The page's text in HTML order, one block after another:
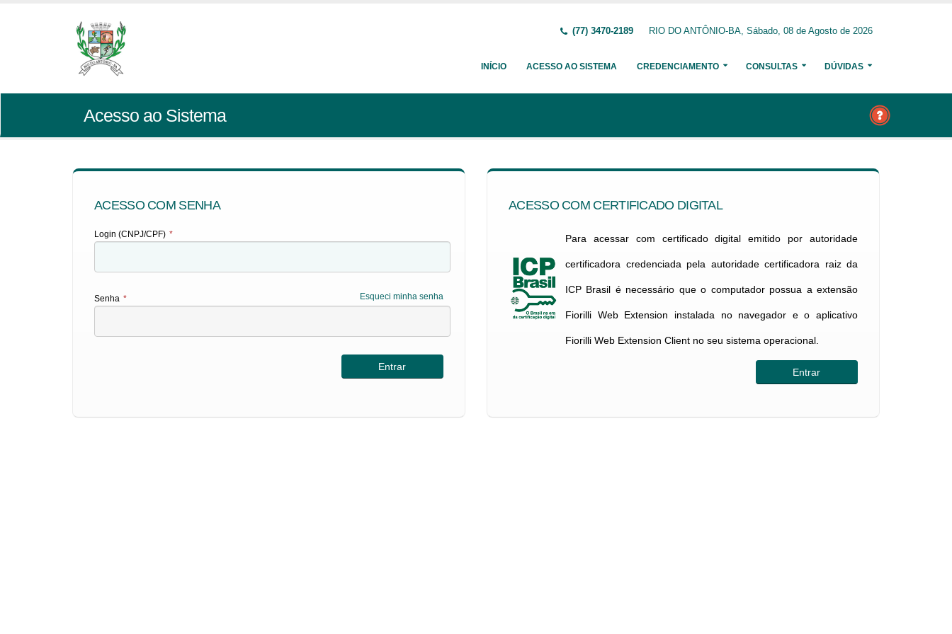
(77) 3470-2189 RIO DO ANTÔNIO-BA, Sábado, 08 de Agosto de 2026
INÍCIO ACESSO AO SISTEMA CREDENCIAMENTO CONSULTAS DÚVIDAS
Acesso ao Sistema
ACESSO COM SENHA
Login (CNPJ/CPF) *
Esqueci minha senha
Senha *
ACESSO COM CERTIFICADO DIGITAL
Para acessar com certificado digital emitido por autoridade
certificadora credenciada pela autoridade certificadora raiz da
ICP Brasil é necessário que o computador possua a extensão
Fiorilli Web Extension instalada no navegador e o aplicativo
Fiorilli Web Extension Client no seu sistema operacional.